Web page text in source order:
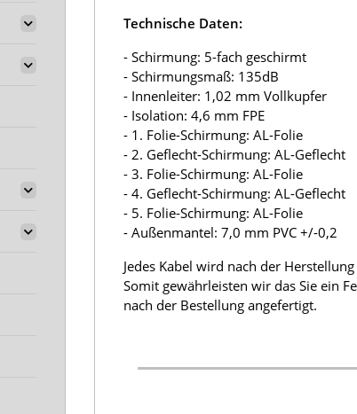
Technische Daten:
- Schirmung: 5-fach geschirmt
- Schirmungsmaß: 135dB
- Innenleiter: 1,02 mm Vollkupfer
- Isolation: 4,6 mm FPE
- 1. Folie-Schirmung: AL-Folie
- 2. Geflecht-Schirmung: AL-Geflecht
- 3. Folie-Schirmung: AL-Folie
- 4. Geflecht-Schirmung: AL-Geflecht
- 5. Folie-Schirmung: AL-Folie
- Außenmantel: 7,0 mm PVC +/-0,2
Jedes Kabel wird nach der
Somit gewährleisten wir das Sie ein
nach der Bestellung angefertigt.